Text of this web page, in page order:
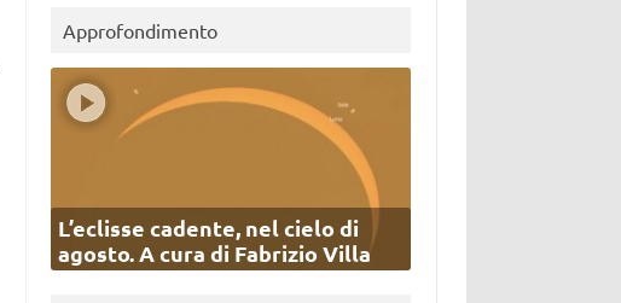
Approfondimento
L’eclisse cadente, nel cielo di
agosto. A cura di Fabrizio Villa